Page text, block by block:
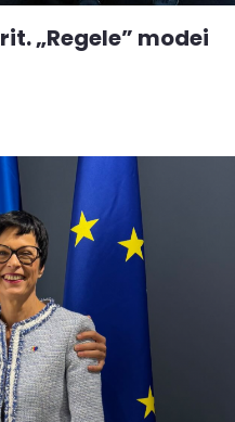
„Regele” modei